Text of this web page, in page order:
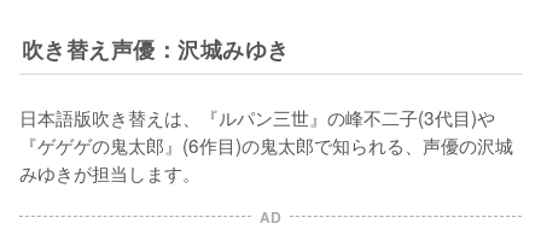
吹き替え声優：沢城みゆき
日本語版吹き替えは、『ルパン三世』の峰不二子(3代目)や
『ゲゲゲの鬼太郎』(6作目)の鬼太郎で知られる、声優の沢城
みゆきが担当します。
AD